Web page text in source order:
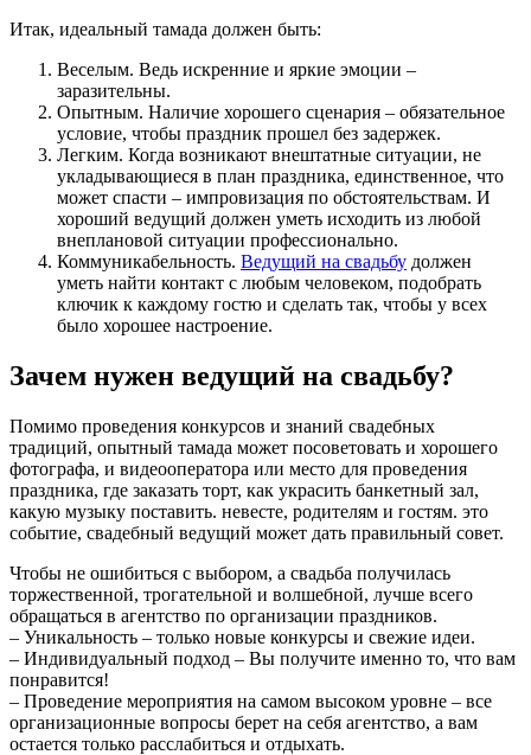
Итак, идеальный тамада должен быть:
Веселым. Ведь искренние и яркие эмоции –
заразительны.
Опытным. Наличие хорошего сценария – обязательное
условие, чтобы праздник прошел без задержек.
Легким. Когда возникают внештатные ситуации, не
укладывающиеся в план праздника, единственное, что
может спасти – импровизация по обстоятельствам. И
хороший ведущий должен уметь исходить из любой
внеплановой ситуации профессионально.
Коммуникабельность. Ведущий на свадьбу должен
уметь найти контакт с любым человеком, подобрать
ключик к каждому гостю и сделать так, чтобы у всех
было хорошее настроение.
Зачем нужен ведущий на свадьбу?
Помимо проведения конкурсов и знаний свадебных
традиций, опытный тамада может посоветовать и хорошего
фотографа, и видеооператора или место для проведения
праздника, где заказать торт, как украсить банкетный зал,
какую музыку поставить. невесте, родителям и гостям. это
событие, свадебный ведущий может дать правильный совет.
Чтобы не ошибиться с выбором, а свадьба получилась
торжественной, трогательной и волшебной, лучше всего
обращаться в агентство по организации праздников.
– Уникальность – только новые конкурсы и свежие идеи.
– Индивидуальный подход – Вы получите именно то, что вам
понравится!
– Проведение мероприятия на самом высоком уровне – все
организационные вопросы берет на себя агентство, а вам
остается только расслабиться и отдыхать.